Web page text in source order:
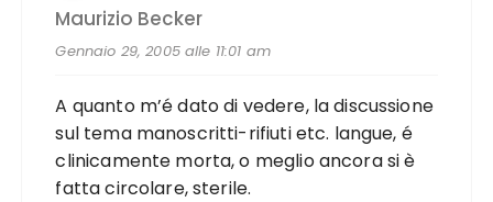
Maurizio Becker
Gennaio 29, 2005 alle 11:01 am
A quanto m’é dato di vedere, la discussione
sul tema manoscritti-rifiuti etc. langue, é
clinicamente morta, o meglio ancora si è
fatta circolare, sterile.